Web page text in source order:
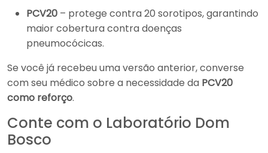
PCV20 – protege contra 20 sorotipos, garantindo
maior cobertura contra doenças
pneumocócicas.
Se você já recebeu uma versão anterior, converse
com seu médico sobre a necessidade da PCV20
como reforço.
Conte com o Laboratório Dom
Bosco